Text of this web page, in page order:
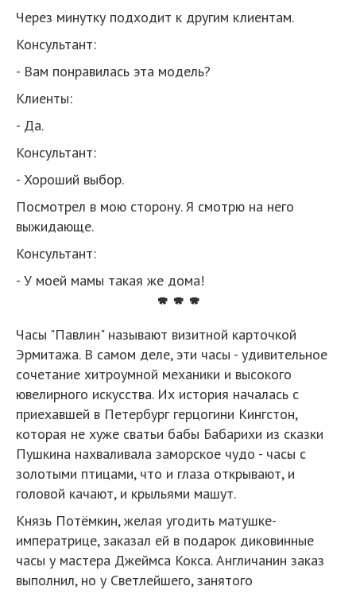
Через минутку подходит к другим клиентам.
Консультант:
- Вам понравилась эта модель?
Клиенты:
- Да.
Консультант:
- Хороший выбор.
Посмотрел в мою сторону. Я смотрю на него
выжидающе.
Консультант:
- У моей мамы такая же дома!
* * *
Часы "Павлин" называют визитной карточкой
Эрмитажа. В самом деле, эти часы - удивительное
сочетание хитроумной механики и высокого
ювелирного искусства. Их история началась с
приехавшей в Петербург герцогини Кингстон,
которая не хуже сватьи бабы Бабарихи из сказки
Пушкина нахваливала заморское чудо - часы с
золотыми птицами, что и глаза открывают, и
головой качают, и крыльями машут.
Князь Потёмкин, желая угодить матушке-
императрице, заказал ей в подарок диковинные
часы у мастера Джеймса Кокса. Англичанин заказ
выполнил, но у Светлейшего, занятого